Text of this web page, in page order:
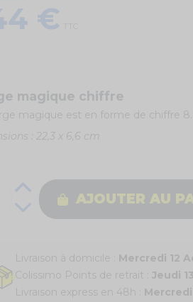
€
magique chiffre
magique est en forme de chiffre
: 22,3 x 6,6 cm
AJOUTER AU
Livraison à domicile : Mercredi 12
Colissimo Points de retrait : Jeudi
Livraison express en 48h :